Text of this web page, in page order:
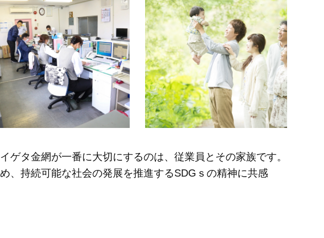
タ金網が一番に大切にするのは、従業員とその家族です。
、持続可能な社会の発展を推進するSDGｓの精神に共感